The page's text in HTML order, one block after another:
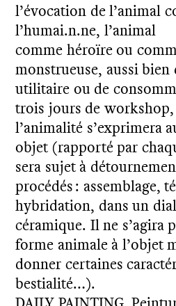
l’évocation de l’animal
l’humai.n.ne, l’animal
comme héroïre ou
monstrueuse, aussi bien
utilitaire ou de
trois jours de
l’animalité s’exprimera
objet (rapporté par
sera sujet à
procédés : assemblage,
hybridation, dans un
céramique. Il ne s’agira
forme animale à l’objet
donner certaines
bestialité…).